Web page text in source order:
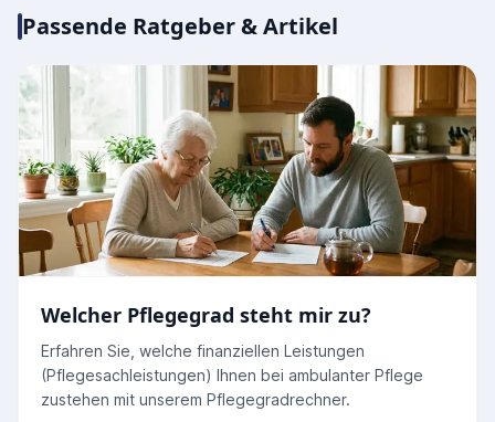
Passende Ratgeber & Artikel
Welcher Pflegegrad steht mir zu?
Erfahren Sie, welche finanziellen Leistungen
(Pflegesachleistungen) Ihnen bei ambulanter Pflege
zustehen mit unserem Pflegegradrechner.